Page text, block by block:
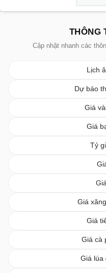
THÔNG
Cập nhật nhanh các
Lịch
Dự báo
Giá
Giá
Tỷ
Giá
Giá
Giá cà
Giá lúa